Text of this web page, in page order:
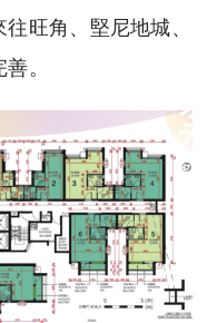
旺角、堅尼地城、
。